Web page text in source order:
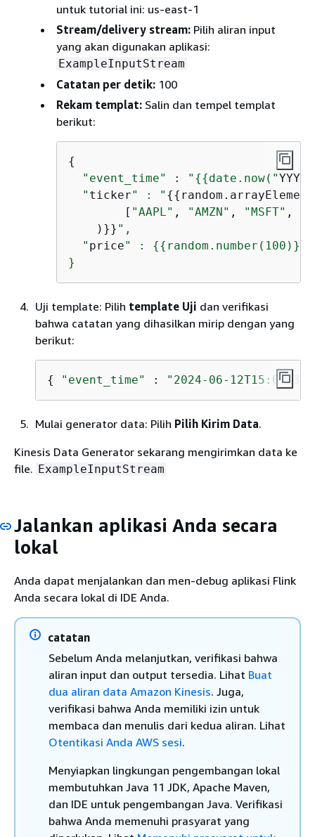
untuk tutorial ini: us-east-1
Stream/delivery stream: Pilih aliran input
yang akan digunakan aplikasi:
ExampleInputStream
Catatan per detik: 100
Rekam templat: Salin dan tempel templat
berikut:
{
"event_time"
: " {{date.now("
  "
ticker" : " {{
        [
"AAPL" , "AMZN" , "MSFT" ,
    )}}
",
  "
price" : {{
}
Uji template: Pilih template Uji dan verifikasi
bahwa catatan yang dihasilkan mirip dengan yang
berikut:
{ "event_time" : "2024-06-
Mulai generator data: Pilih Pilih Kirim Data.
Kinesis Data Generator sekarang mengirimkan data ke
file. ExampleInputStream
Jalankan aplikasi Anda secara
lokal
Anda dapat menjalankan dan men-debug aplikasi Flink
Anda secara lokal di IDE Anda.
catatan
Sebelum Anda melanjutkan, verifikasi bahwa
aliran input dan output tersedia. Lihat Buat
dua aliran data Amazon Kinesis. Juga,
verifikasi bahwa Anda memiliki izin untuk
membaca dan menulis dari kedua aliran. Lihat
Otentikasi Anda AWS sesi.
Menyiapkan lingkungan pengembangan lokal
membutuhkan Java 11 JDK, Apache Maven,
dan IDE untuk pengembangan Java. Verifikasi
bahwa Anda memenuhi prasyarat yang